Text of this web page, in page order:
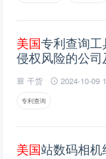
美国专利查询
侵权风险的公
干货 2024-10-09
专利查询
美国站数码相